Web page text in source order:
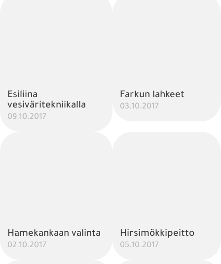
Esiliina
vesiväritekniikalla
09.10.2017
Farkun lahkeet
03.10.2017
Hamekankaan valinta
02.10.2017
Hirsimökkipeitto
05.10.2017